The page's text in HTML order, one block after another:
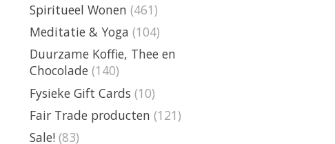
Spiritueel Wonen (461)
Meditatie & Yoga (104)
Duurzame Koffie, Thee en
Chocolade (140)
Fysieke Gift Cards (10)
Fair Trade producten (121)
Sale! (83)